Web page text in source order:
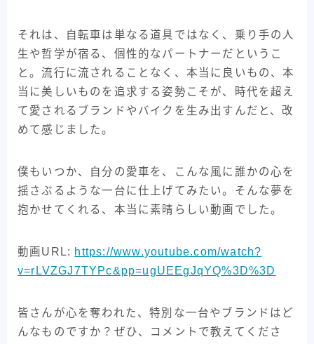
それは、自転車は単なる道具ではなく、乗り手の人
生や哲学が宿る、個性的なパートナーだというこ
と。流行に流されることなく、本当に良いもの、本
当に美しいものを追求する姿勢こそが、時代を超え
て愛されるブランドやバイクを生み出すんだと、改
めて感じました。
僕もいつか、自分の愛車を、こんな風に誰かの心を
揺さぶるような一台に仕上げてみたい。そんな夢を
抱かせてくれる、本当に素晴らしい動画でした。
動画URL: https://www.youtube.com/watch?
v=rLVZGJ7TYPc&pp=ugUEEgJqYQ%3D%3D
皆さんが心を奪われた、特別な一台やブランドはど
んなものですか？ぜひ、コメントで教えてくださ